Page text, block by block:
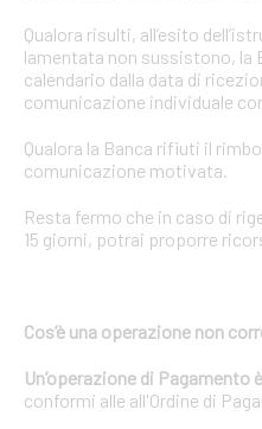
Qualora risulti, all’esito
lamentata non sussistono, la
calendario dalla data di
comunicazione individuale
Qualora la Banca rifiuti il
comunicazione motivata.
Resta fermo che in caso di
15 giorni, potrai proporre
Cos’è una operazione non
Un’operazione di
conformi alle all'Ordine di